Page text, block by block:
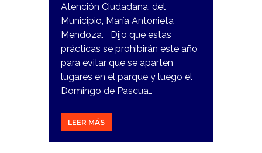
Atención Ciudadana, del
Municipio, María Antonieta
Mendoza. Dijo que estas
prácticas se prohibirán este año
para evitar que se aparten
lugares en el parque y luego el
Domingo de Pascua…
LEER MÁS
20